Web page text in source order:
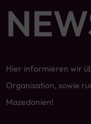
Hier informieren wir
Organisation, sowie
Mazedonien!